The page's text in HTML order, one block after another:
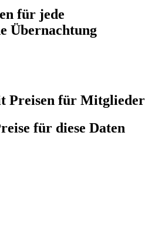
für jede
Übernachtung
Preisen für Mitglieder
für diese Daten